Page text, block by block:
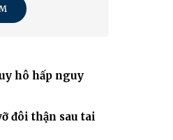
hô hấp nguy
đôi thận sau tai